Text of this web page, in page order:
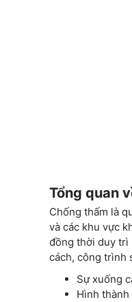
Tổng quan
Chống thấm là
và các khu vực
đồng thời duy trì
cách, công trình
Sự xuống
Hình